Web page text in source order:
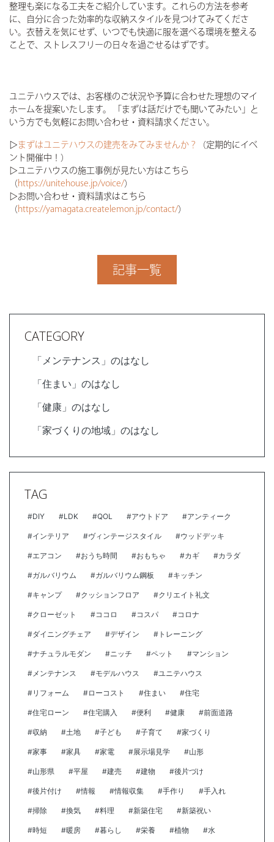
整理も楽になる工夫をご紹介しています。これらの方法を参考
に、自分に合った効率的な収納スタイルを見つけてみてくださ
い。衣替えを気にせず、いつでも快適に服を選べる環境を整える
ことで、ストレスフリーの日々を過ごせるはずです。
ユニテハウスでは、お客様のご状況や予算に合わせた理想のマイ
ホームを提案いたします。 「まずは話だけでも聞いてみたい」と
いう方でも気軽にお問い合わせ・資料請求ください。
▷まずはユニテハウスの建売をみてみませんか？
（定期的にイベ
ント開催中！）
▷ユニテハウスの施工事例が見たい方はこちら
（ https://unitehouse.jp/voice/）
▷お問い合わせ・資料請求はこちら
（ https://yamagata.createlemon.jp/contact/）
記事一覧
CATEGORY
「メンテナンス」のはなし
「住まい」のはなし
「健康」のはなし
「家づくりの地域」のはなし
TAG
#DIY #LDK #QOL #アウトドア #アンティーク
#インテリア #ヴィンテージスタイル #ウッドデッキ
#エアコン #おうち時間 #おもちゃ #カギ #カラダ
#ガルバリウム #ガルバリウム鋼板 #キッチン
#キャンプ #クッションフロア #クリエイト礼文
#クローゼット #ココロ #コスパ #コロナ
#ダイニングチェア #デザイン #トレーニング
#ナチュラルモダン #ニッチ #ペット #マンション
#メンテナンス #モデルハウス #ユニテハウス
#リフォーム #ローコスト #住まい #住宅
#住宅ローン #住宅購入 #便利 #健康 #前面道路
#収納 #土地 #子ども #子育て #家づくり
#家事 #家具 #家電 #展示場見学 #山形
#山形県 #平屋 #建売 #建物 #後片づけ
#後片付け #情報 #情報収集 #手作り #手入れ
#掃除 #換気 #料理 #新築住宅 #新築祝い
#時短 #暖房 #暮らし #栄養 #植物 #水